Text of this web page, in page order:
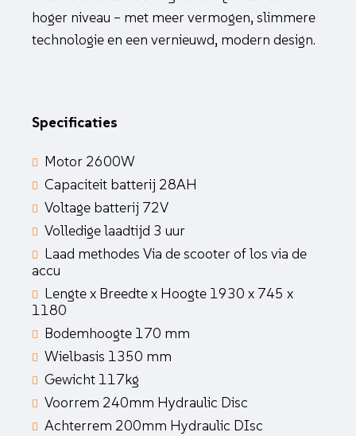
hoger niveau – met meer vermogen, slimmere
technologie en een vernieuwd, modern design.
Specificaties
Motor 2600W
Capaciteit batterij 28AH
Voltage batterij 72V
Volledige laadtijd 3 uur
Laad methodes Via de scooter of los via de
accu
Lengte x Breedte x Hoogte 1930 x 745 x
1180
Bodemhoogte 170 mm
Wielbasis 1350 mm
Gewicht 117kg
Voorrem 240mm Hydraulic Disc
Achterrem 200mm Hydraulic DIsc